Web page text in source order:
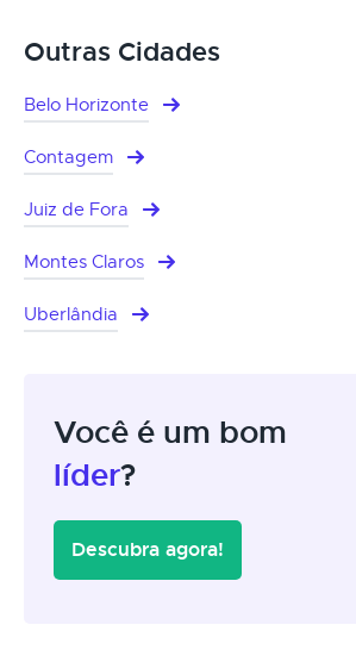
Outras Cidades
Belo Horizonte
Contagem
Juiz de Fora
Montes Claros
Uberlândia
Você é um bom
líder?
Descubra agora!